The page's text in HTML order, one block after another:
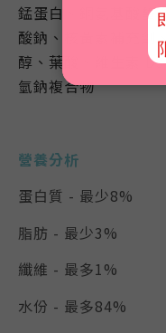
錳蛋白、銅氨基酸螯
酸鈉、核黃素補充劑
醇、葉酸、維生素
氫鈉複合物
營養分析
蛋白質 - 最少8%
脂肪 - 最少3%
纖維 - 最多1%
水份 - 最多84%